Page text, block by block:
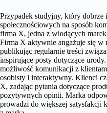
Przypadek studyjny, który
społecznościowych na sposób
firma X, jedna z wiodących
Firma X aktywnie angażuje się w
publikując regularnie treści
inspirujące posty dotyczące
możliwość komunikacji z
osobisty i interaktywny. Klienci
X, zadając pytania dotyczące
pozytywnych opinii. Marka
prowadzi do większej satysfakcji